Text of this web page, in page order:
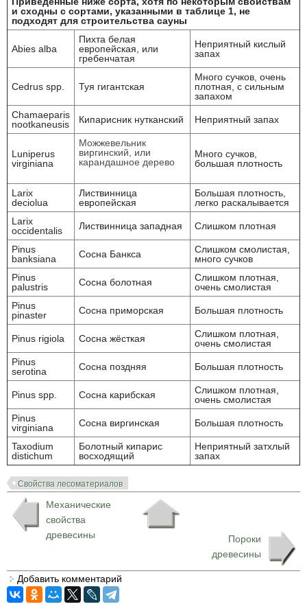
и сходны с сортами, указанными в таблице 1, не
подходят для строительства сауны
Abies alba
Пихта белая
европейская, или
гребенчатая
Неприятный кислый
запах
Cedrus spp. Туя гигантская
Много сучков, очень
плотная, с сильным
запахом
Chamaeparis
nootkaneusis
Кипарисник нутканский Неприятный запах
Luniperus
virginiana
Можжевельник
виргинский, или
карандашное дерево
Много сучков,
большая плотность
Larix
deciolua
Листвинница
европейская
Большая плотность,
легко раскалывается
Larix
occidentalis
Листвинница западная Слишком плотная
Pinus
banksiana
Сосна Банкса
Слишком смолистая,
много сучков
Pinus
palustris
Сосна болотная
Слишком плотная,
очень смолистая
Pinus
pinaster
Сосна приморская Большая плотность
Pinus rigiola Сосна жёсткая
Слишком плотная,
очень смолистая
Pinus
serotina
Сосна поздняя Большая плотность
Pinus spp. Сосна карибская
Слишком плотная,
очень смолистая
Pinus
virginiana
Сосна виргинская Большая плотность
Taxodium
distichum
Болотный кипарис
восходящий
Неприятный затхлый
запах
Свойства лесоматериалов
Механические
свойства
древесины
Пороки
древесины
Добавить комментарий